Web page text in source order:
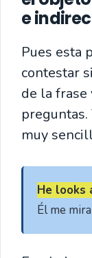
e
Pues esta
contestar
de la frase
muy
He looks
Él me